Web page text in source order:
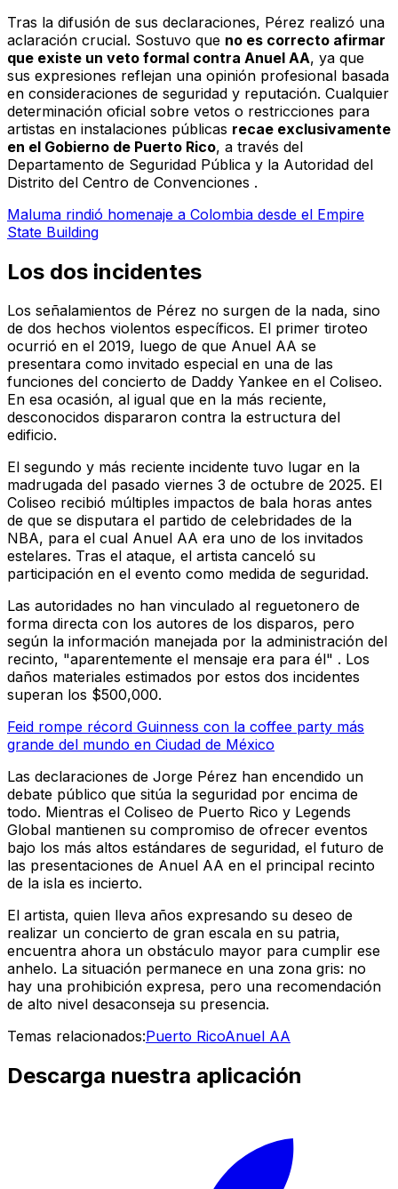
Tras la difusión de sus declaraciones, Pérez realizó una
aclaración crucial. Sostuvo que no es correcto afirmar
que existe un veto formal contra Anuel AA, ya que
sus expresiones reflejan una opinión profesional basada
en consideraciones de seguridad y reputación. Cualquier
determinación oficial sobre vetos o restricciones para
artistas en instalaciones públicas recae exclusivamente
en el Gobierno de Puerto Rico, a través del
Departamento de Seguridad Pública y la Autoridad del
Distrito del Centro de Convenciones .
Maluma rindió homenaje a Colombia desde el Empire
State Building
Los dos incidentes
Los señalamientos de Pérez no surgen de la nada, sino
de dos hechos violentos específicos. El primer tiroteo
ocurrió en el 2019, luego de que Anuel AA se
presentara como invitado especial en una de las
funciones del concierto de Daddy Yankee en el Coliseo.
En esa ocasión, al igual que en la más reciente,
desconocidos dispararon contra la estructura del
edificio.
El segundo y más reciente incidente tuvo lugar en la
madrugada del pasado viernes 3 de octubre de 2025. El
Coliseo recibió múltiples impactos de bala horas antes
de que se disputara el partido de celebridades de la
NBA, para el cual Anuel AA era uno de los invitados
estelares. Tras el ataque, el artista canceló su
participación en el evento como medida de seguridad.
Las autoridades no han vinculado al reguetonero de
forma directa con los autores de los disparos, pero
según la información manejada por la administración del
recinto, "aparentemente el mensaje era para él" . Los
daños materiales estimados por estos dos incidentes
superan los $500,000.
Feid rompe récord Guinness con la coffee party más
grande del mundo en Ciudad de México
Las declaraciones de Jorge Pérez han encendido un
debate público que sitúa la seguridad por encima de
todo. Mientras el Coliseo de Puerto Rico y Legends
Global mantienen su compromiso de ofrecer eventos
bajo los más altos estándares de seguridad, el futuro de
las presentaciones de Anuel AA en el principal recinto
de la isla es incierto.
El artista, quien lleva años expresando su deseo de
realizar un concierto de gran escala en su patria,
encuentra ahora un obstáculo mayor para cumplir ese
anhelo. La situación permanece en una zona gris: no
hay una prohibición expresa, pero una recomendación
de alto nivel desaconseja su presencia.
Temas relacionados:Puerto RicoAnuel AA
Descarga nuestra aplicación